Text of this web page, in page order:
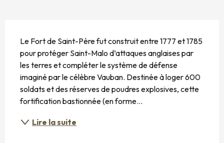
Le Fort de Saint-Père fut construit entre 1777 et 1785
pour protéger Saint-Malo d’attaques anglaises par
les terres et compléter le système de défense
imaginé par le célèbre Vauban. Destinée à loger 600
soldats et des réserves de poudres explosives, cette
fortification bastionnée (en forme...
Lire la suite